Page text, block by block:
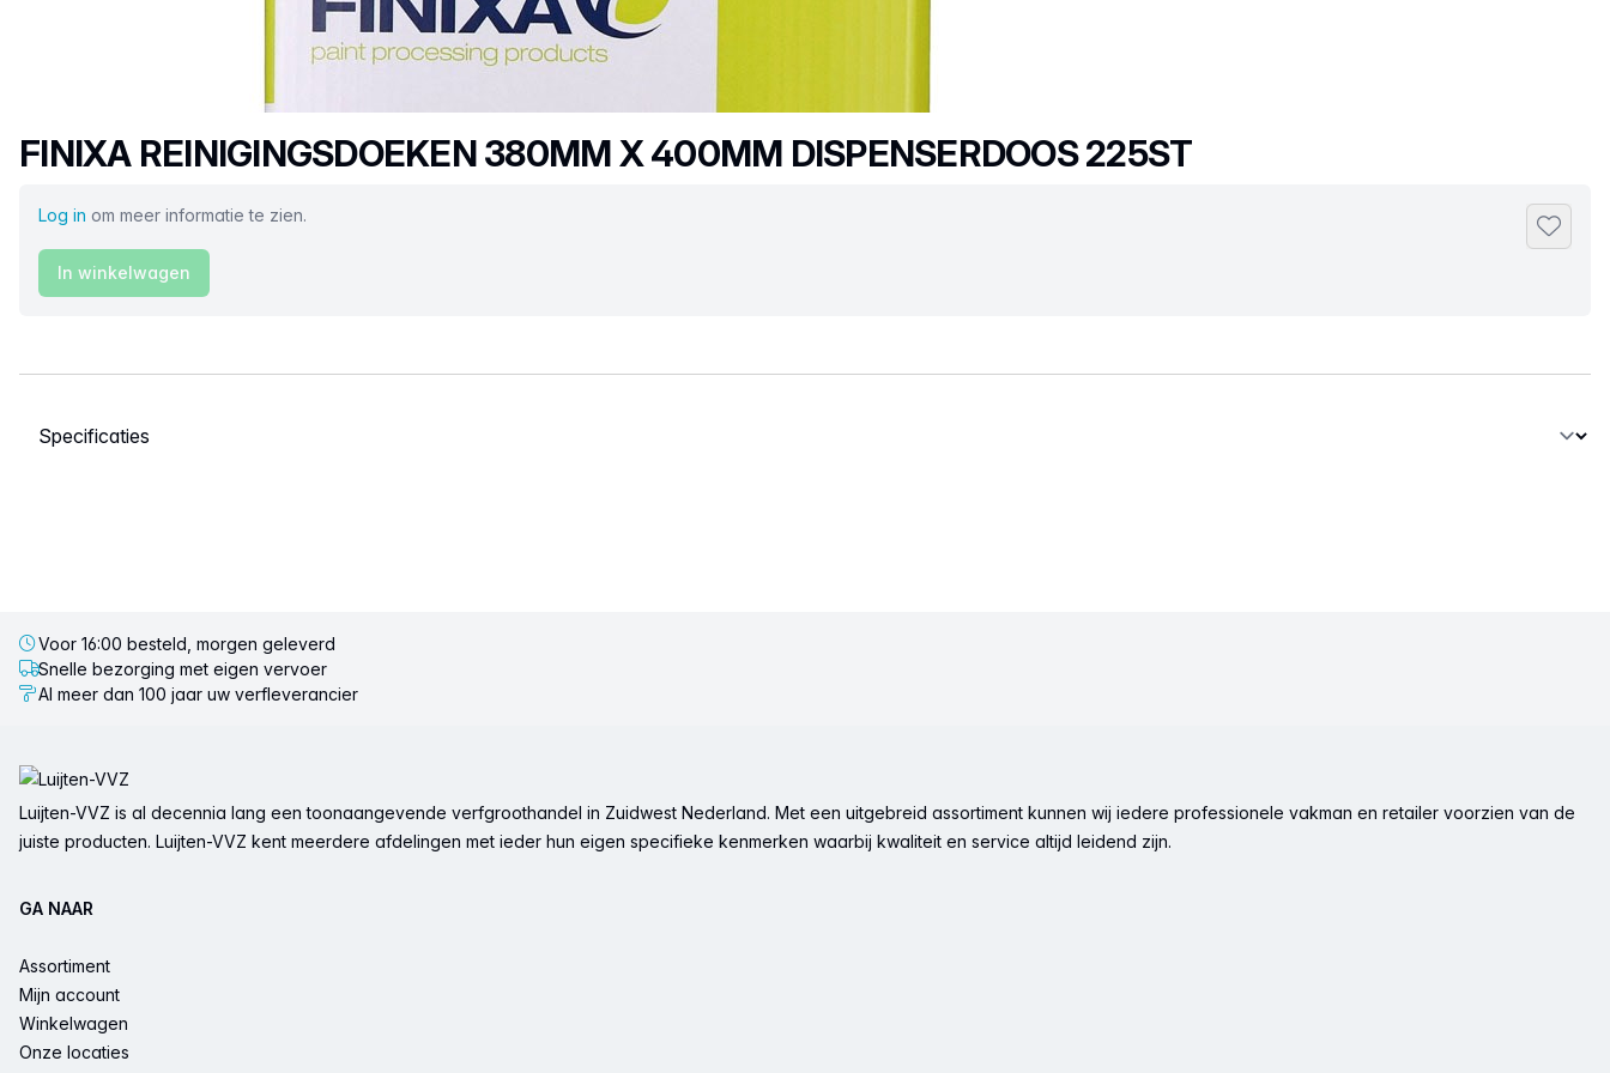
Productnaam
FINIXA REINIGINGSDOEKEN 380MM X 400MM DISPENSERDOOS 225ST
Log in om meer informatie te zien.
In winkelwagen
Selecteer een tabblad
Voor 16:00 besteld, morgen geleverd
Snelle bezorging met eigen vervoer
Al meer dan 100 jaar uw verfleverancier
Luijten-VVZ is al decennia lang een toonaangevende verfgroothandel in Zuidwest Nederland. Met een uitgebreid assortiment kunnen wij iedere professionele vakman en retailer voorzien van de
juiste producten. Luijten-VVZ kent meerdere afdelingen met ieder hun eigen specifieke kenmerken waarbij kwaliteit en service altijd leidend zijn.
GA NAAR
Assortiment
Mijn account
Winkelwagen
Onze locaties